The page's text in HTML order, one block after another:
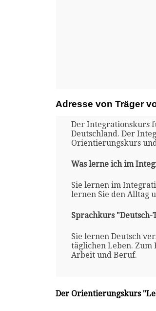
Adresse von Träger
Der Integrationskurs
Deutschland. Der
Orientierungskurs
Was lerne ich im
Sie lernen im
lernen Sie den Alltag
Sprachkurs
Sie lernen Deutsch
täglichen Leben. Zum
Arbeit und Beruf.
Der Orientierungskurs